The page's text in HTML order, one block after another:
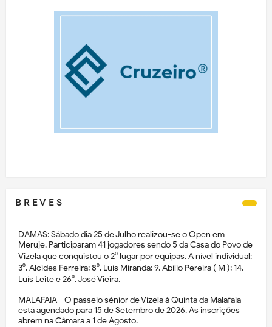
B R E V E S
DAMAS: Sábado dia 25 de Julho realizou-se o Open em
Meruje. Participaram 41 jogadores sendo 5 da Casa do Povo de
Vizela que conquistou o 2⁰ lugar por equipas. A nível individual:
3⁰. Alcides Ferreira; 8⁰. Luís Miranda; 9. Abílio Pereira ( M ); 14.
Luís Leite e 26⁰. José Vieira.
MALAFAIA - O passeio sénior de Vizela à Quinta da Malafaia
está agendado para 15 de Setembro de 2026. As inscrições
abrem na Câmara a 1 de Agosto.